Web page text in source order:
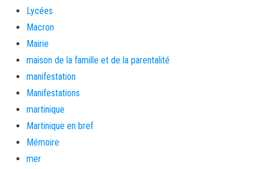
Lycées
Macron
Mairie
maison de la famille et de la parentalité
manifestation
Manifestations
martinique
Martinique en bref
Mémoire
mer